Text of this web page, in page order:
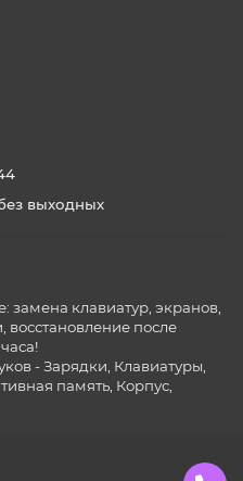
модели ноутбука
перед продажей.
HP в
выходных
замена клавиатур, экранов,
восстановление после
- Зарядки, Клавиатуры,
память, Корпус,